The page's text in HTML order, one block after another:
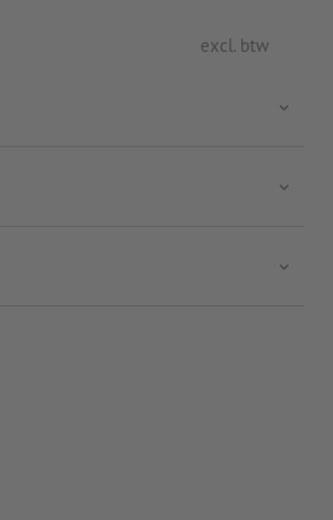
excl. btw